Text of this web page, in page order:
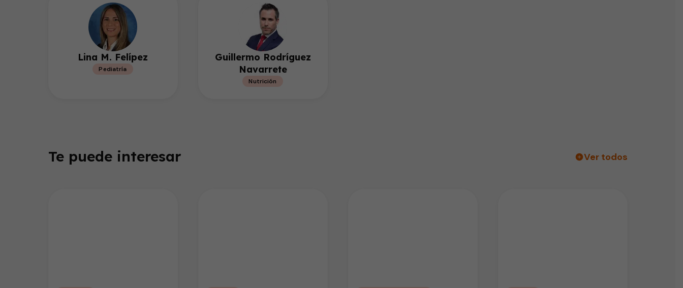
Lina M. Felípez
Pediatría
Guillermo Rodríguez
Navarrete
Nutrición
Te puede interesar Ver todos